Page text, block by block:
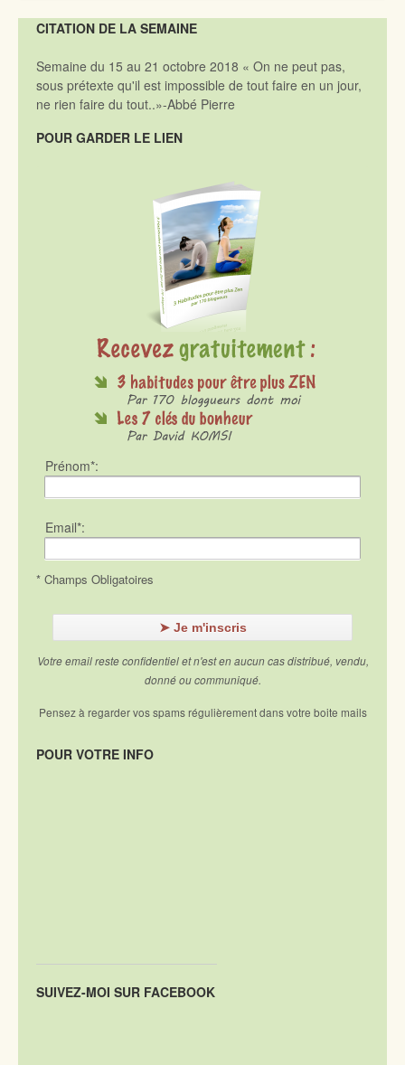
CITATION DE LA SEMAINE
Semaine du 15 au 21 octobre 2018 « On ne peut pas,
sous prétexte qu'il est impossible de tout faire en un jour,
ne rien faire du tout..»-Abbé Pierre
POUR GARDER LE LIEN
Prénom*:
Email*:
* Champs Obligatoires
Votre email reste confidentiel et n'est en aucun cas distribué, vendu,
donné ou communiqué.
Pensez à regarder vos spams régulièrement dans votre boite mails
POUR VOTRE INFO
SUIVEZ-MOI SUR FACEBOOK